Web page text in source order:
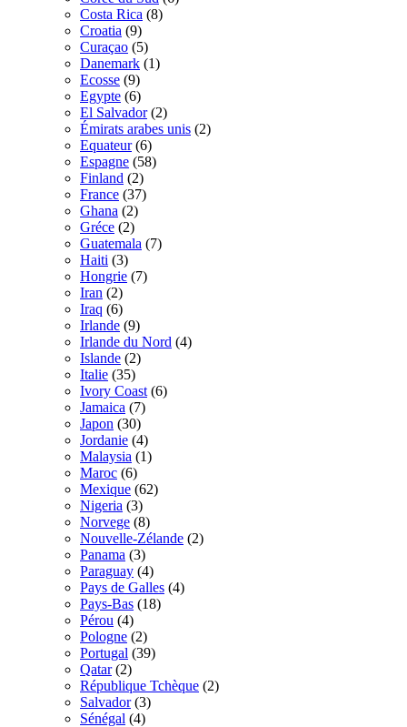
Costa Rica (8)
Croatia (9)
Curaçao (5)
Danemark (1)
Ecosse (9)
Egypte (6)
El Salvador (2)
Émirats arabes unis (2)
Equateur (6)
Espagne (58)
Finland (2)
France (37)
Ghana (2)
Gréce (2)
Guatemala (7)
Haiti (3)
Hongrie (7)
Iran (2)
Iraq (6)
Irlande (9)
Irlande du Nord (4)
Islande (2)
Italie (35)
Ivory Coast (6)
Jamaica (7)
Japon (30)
Jordanie (4)
Malaysia (1)
Maroc (6)
Mexique (62)
Nigeria (3)
Norvege (8)
Nouvelle-Zélande (2)
Panama (3)
Paraguay (4)
Pays de Galles (4)
Pays-Bas (18)
Pérou (4)
Pologne (2)
Portugal (39)
Qatar (2)
République Tchèque (2)
Salvador (3)
Sénégal (4)